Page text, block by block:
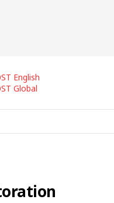
English
Global